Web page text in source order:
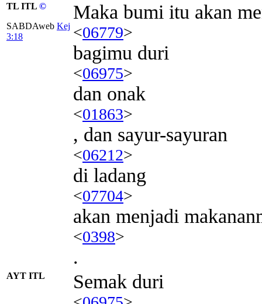
TL ITL ©
SABDAweb Kej
3:18
Maka bumi itu akan
<06779>
bagimu duri
<06975>
dan onak
<01863>
, dan sayur-sayuran
<06212>
di ladang
<07704>
akan menjadi
<0398>
.
AYT ITL Semak duri